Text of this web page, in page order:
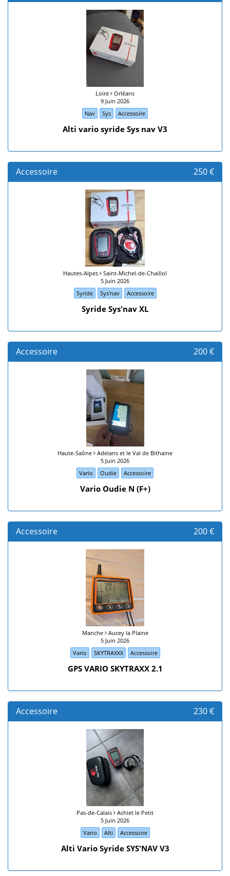
Loire
Orléans
9 Juin 2026
Nav
Sys Accessoire
Alti vario syride Sys nav V3
Accessoire 250 €
Hautes-Alpes
Saint-Michel-de-Chaillol
5 Juin 2026
Syride
Sys'nav Accessoire
Syride Sys'nav XL
Accessoire 200 €
Haute-Saône
Adelans et le Val de Bithaine
5 Juin 2026
Vario
Oudie Accessoire
Vario Oudie N (F+)
Accessoire 200 €
Manche Aucey la Plaine
5 Juin 2026
Vario
SKYTRAXXX Accessoire
GPS VARIO SKYTRAXX 2.1
Accessoire 230 €
Pas-de-Calais
Achiet le Petit
5 Juin 2026
Vario
Alti Accessoire
Alti Vario Syride SYS'NAV V3